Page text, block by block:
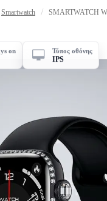
Smartwatch SMARTWATCH
on Τύπος οθόνης
IPS